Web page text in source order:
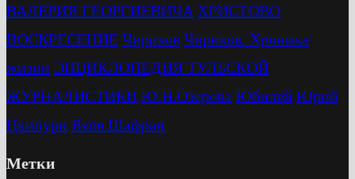
ВАЛЕРИЯ ГЕОРГИЕВИЧА ХРИСТОВО
ВОСКРЕСЕНИЕ Чириков Чириков. Хроника
жизни ЭНЦИКЛОПЕДИЯ ТУЛЬСКОЙ
ЖУРНАЛИСТИКИ Ю.Н.Озерова Юбилей Юрий
Цкипури Яков Шафран
Метки